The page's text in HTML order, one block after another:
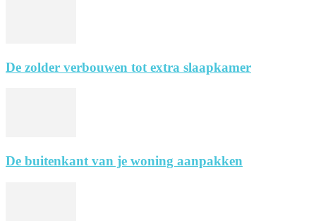
De zolder verbouwen tot extra slaapkamer
De buitenkant van je woning aanpakken